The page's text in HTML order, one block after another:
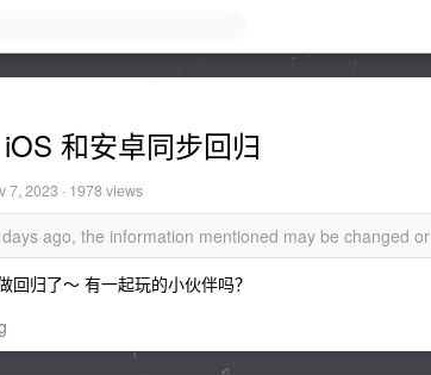
和安卓同步回归
7, 2023 · 1978 views
ago, the information mentioned may be changed
回归了～ 有一起玩的小伙伴吗？